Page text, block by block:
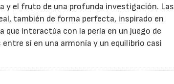
y el fruto de una profunda investigación. Las
también de forma perfecta, inspirado en
interactúa con la perla en un juego de
sí en una armonía y un equilibrio casi